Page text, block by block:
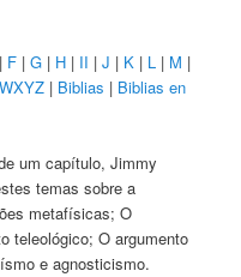
| F |G | H | II |J | K | L | M |
| Biblias | Biblias en
um capítulo, Jimmy
temas sobre a
metafísicas; O
teleológico; O argumento
e agnosticismo.